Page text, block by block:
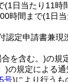
(1日当たり11時
時間まで(1日
認定申請書兼現
を含む。)の規
)の規定による
号)により行うも